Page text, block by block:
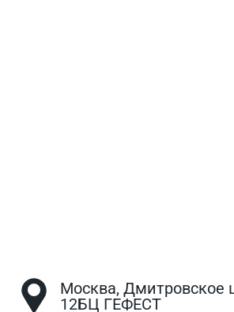
Москва, Дмитровское
12БЦ ГЕФЕСТ